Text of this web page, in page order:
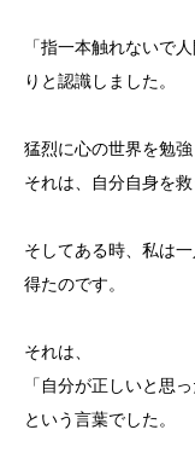
「指一本触れないで
りと認識しました。
猛烈に心の世界を勉
それは、自分自身を救
そしてある時、私は
得たのです。
それは、
「自分が正しいと思
という言葉でした。